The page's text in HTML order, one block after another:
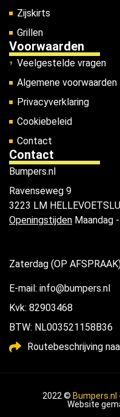
Zijskirts
Grillen
Voorwaarden
Veelgestelde vragen
Algemene voorwaarden
Privacyverklaring
Cookiebeleid
Contact
Contact
Bumpers.nl
Ravenseweg 9
3223 LM
Openingstijden Maandag
Zaterdag (OP
E-mail: info@bumpers.nl
Kvk: 82903468
BTW: NL003521158B36
Routebeschrijving
2022 © Bumpers.nl
Website